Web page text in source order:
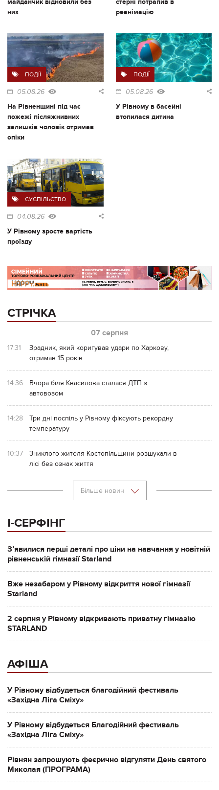
них
реанімацію
ПОДІЇ
05.08.26
На Рівненщині під час
пожежі післяжнивних
залишків чоловік отримав
опіки
ПОДІЇ
05.08.26
У Рівному в басейні
втопилася дитина
СУСПІЛЬСТВО
04.08.26
У Рівному зросте вартість
проїзду
СТРІЧКА
07 серпня
17:31
Зрадник, який коригував удари по Харкову,
отримав 15 років
14:36
Вчора біля Квасилова сталася ДТП з
автовозом
14:28
Три дні поспіль у Рівному фіксують рекордну
температуру
10:37
Зниклого жителя Костопільщини розшукали в
лісі без ознак життя
Більше новин
І-СЕРФІНГ
Зʼявилися перші деталі про ціни на навчання у новітній
рівненській гімназії Starland
Вже незабаром у Рівному відкриття нової гімназії
Starland
2 серпня у Рівному відкривають приватну гімназію
STARLAND
АФІША
У Рівному відбудеться благодійний фестиваль
«Західна Ліга Сміху»
У Рівному відбудеться Благодійний фестиваль
«Західна Ліга Сміху»
Рівнян запрошують феєрично відгуляти День святого
Миколая (ПРОГРАМА)